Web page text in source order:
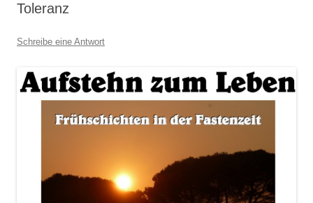
Toleranz
Schreibe eine Antwort